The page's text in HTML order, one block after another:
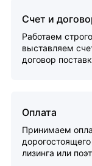
Счет и
Работаем
выставляем
договор
Оплата
Принимаем
лизинга или